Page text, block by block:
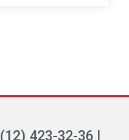
(12) 423-32-36 |